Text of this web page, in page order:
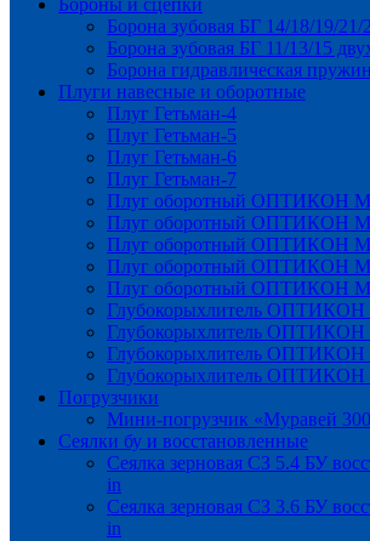
Бороны и сцепки
Борона зубовая БГ 14/18/19/21/
Борона зубовая БГ 11/13/15
Борона гидравлическая
Плуги навесные и оборотные
Плуг Гетьман-4
Плуг Гетьман-5
Плуг Гетьман-6
Плуг Гетьман-7
Плуг оборотный ОПТИКОН
Плуг оборотный ОПТИКОН
Плуг оборотный ОПТИКОН
Плуг оборотный ОПТИКОН
Плуг оборотный ОПТИКОН
Глубокорыхлитель ОПТИКОН
Глубокорыхлитель ОПТИКОН
Глубокорыхлитель ОПТИКОН
Глубокорыхлитель ОПТИКОН
Погрузчики
Мини-погрузчик «Муравей
Сеялки бу и восстановленные
Сеялка зерновая СЗ 5.4 БУ
in
Сеялка зерновая СЗ 3.6 БУ
in